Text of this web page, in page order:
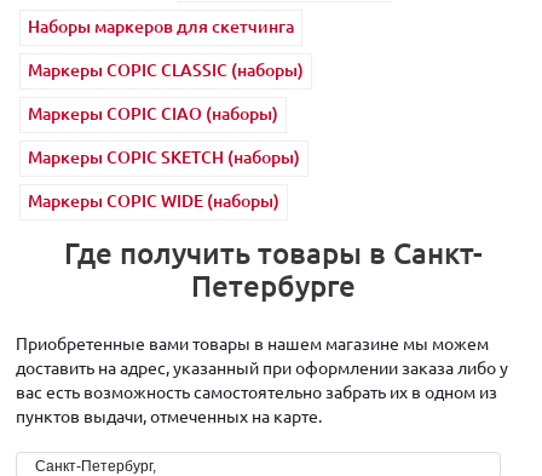
Наборы маркеров для скетчинга
Маркеры COPIC CLASSIC (наборы)
Маркеры COPIC CIAO (наборы)
Маркеры COPIC SKETCH (наборы)
Маркеры COPIC WIDE (наборы)
Где получить товары в Санкт-
Петербурге
Приобретенные вами товары в нашем магазине мы можем
доставить на адрес, указанный при оформлении заказа либо у
вас есть возможность самостоятельно забрать их в одном из
пунктов выдачи, отмеченных на карте.
Санкт-Петербург,